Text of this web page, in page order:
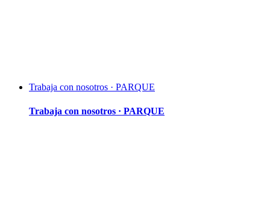
Trabaja con nosotros · PARQUE
Trabaja con nosotros · PARQUE